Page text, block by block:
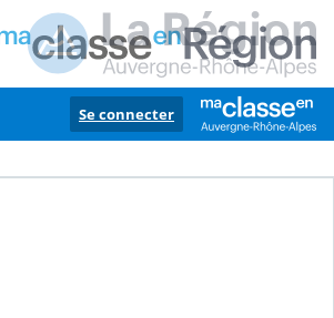
Se connecter